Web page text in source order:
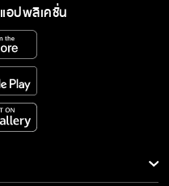
แอปพลิเคชั่น